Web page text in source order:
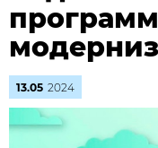
13.05 2024